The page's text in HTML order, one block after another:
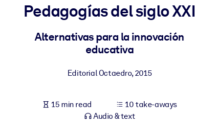
For LMS/LXP
Bring bite-sized, verified knowledge into your LMS/LXP for
For Corporate Libraries
knowledge.
Pedagogías del siglo XXI
Alternativas para la innovación
educativa
Editorial Octaedro,2015
15 min read
10 take-aways
Audio & text